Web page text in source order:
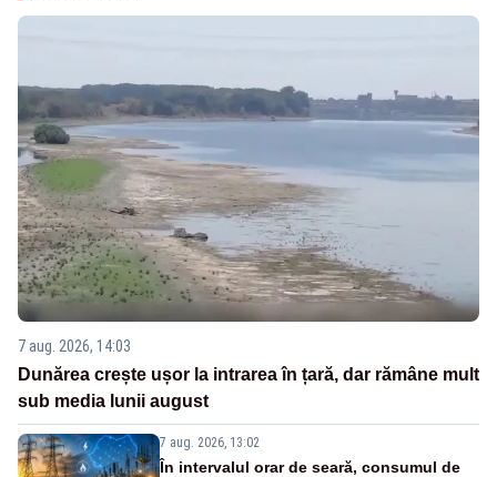
7 aug. 2026, 14:03
Dunărea crește ușor la intrarea în țară, dar rămâne mult
sub media lunii august
7 aug. 2026, 13:02
În intervalul orar de seară, consumul de